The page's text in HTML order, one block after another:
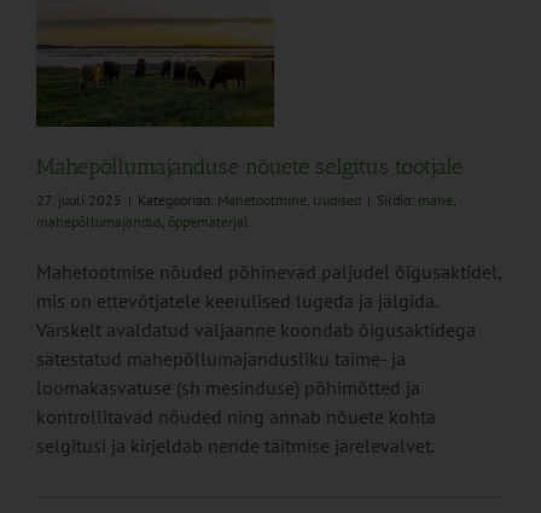
Mahepõllumajanduse nõuete selgitus tootjale
27. juuli 2025 | Kategooriad: Mahetootmine, Uudised | Sildid: mahe,
mahepõllumajandus, õppematerjal
Mahetootmise nõuded põhinevad paljudel õigusaktidel,
mis on ettevõtjatele keerulised lugeda ja jälgida.
Värskelt avaldatud väljaanne koondab õigusaktidega
sätestatud mahepõllumajandusliku taime- ja
loomakasvatuse (sh mesinduse) põhimõtted ja
kontrollitavad nõuded ning annab nõuete kohta
selgitusi ja kirjeldab nende täitmise järelevalvet.